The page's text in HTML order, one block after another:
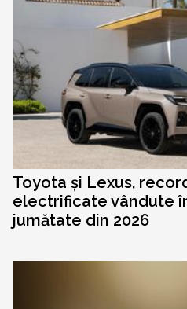
Toyota și Lexus,
electrificate vândute
jumătate din 2026